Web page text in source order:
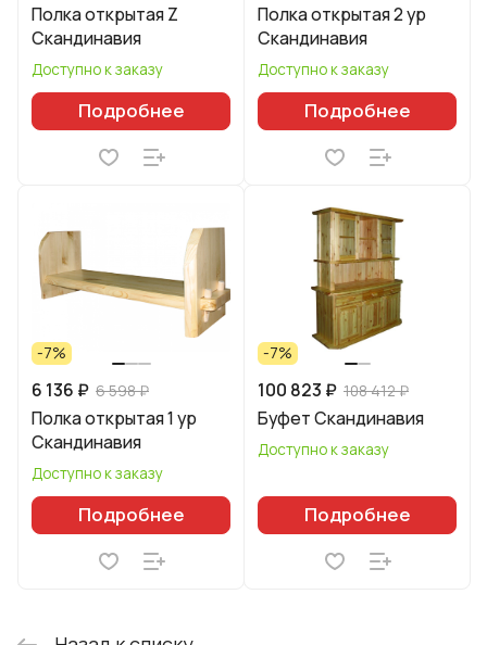
Полка открытая Z
Скандинавия
Доступно к заказу
Подробнее
Полка открытая 2 ур
Скандинавия
Доступно к заказу
Подробнее
-7%
6 136 ₽ 6 598 ₽
Полка открытая 1 ур
Скандинавия
Доступно к заказу
Подробнее
-7%
100 823 ₽ 108 412 ₽
Буфет Скандинавия
Доступно к заказу
Подробнее